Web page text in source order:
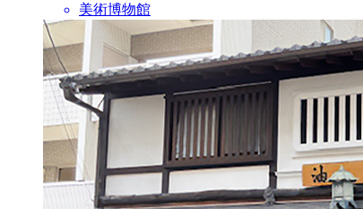
美術博物館